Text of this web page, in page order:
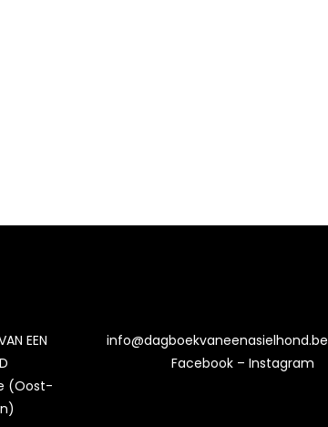
EEN
(Oost-
info@dagboekvaneenasielhond.be
Facebook– Instagram